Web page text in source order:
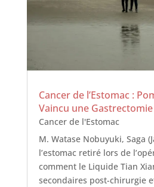
Cancer de l’Estomac :
Vaincu une Gastrectomie
Cancer de l'Estomac
M. Watase Nobuyuki, Saga
l’estomac retiré lors de
comment le Liquide Tian
secondaires post-chirurgie